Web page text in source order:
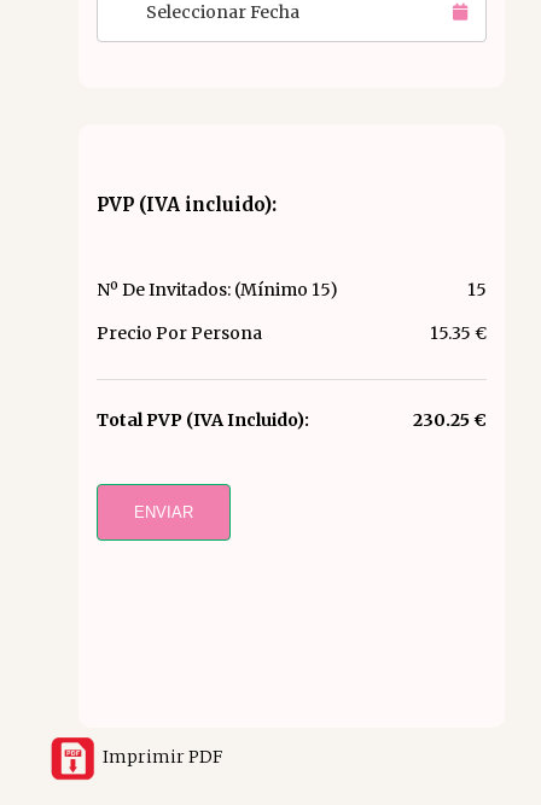
Seleccionar Fecha
PVP (IVA incluido):
Nº De Invitados: (Mínimo 15)
15
Precio Por Persona
15.35 €
Total PVP (IVA Incluido): 230.25 €
ENVIAR
Imprimir PDF